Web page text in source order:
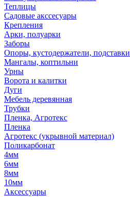
Теплицы
Садовые акссесуары
Крепления
Арки, полуарки
Заборы
Опоры, кустодержатели, подставки
Мангалы, коптильни
Урны
Ворота и калитки
Дуги
Мебель деревянная
Трубки
Пленка, Агротекс
Пленка
Агротекс (укрывной материал)
Поликарбонат
4мм
6мм
8мм
10мм
Аксессуары